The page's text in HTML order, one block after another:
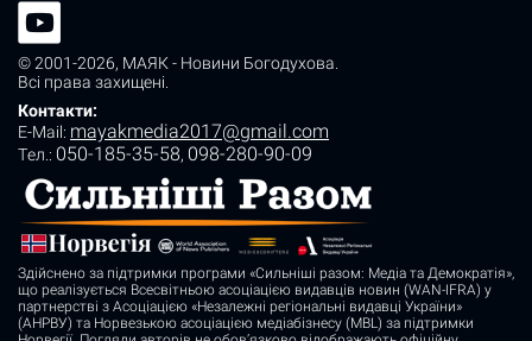
© 2001-2026, МАЯК - Новини Богодухова
Всі права захищені.
Контакти:
E-Mail: mayakmedia2017@gmail.com
Tел.: 050-185-35-58, 098-280-90-09
Здійснено за підтримки програми «Сильніші разом: Медіа та Демократія»,
що реалізується Всесвітньою асоціацією видавців новин (WAN-IFRA) у
партнерстві з Асоціацією «Незалежні регіональні видавці України»
(АНРВУ) та Норвезькою асоціацією медіабізнесу (MBL) за підтримки